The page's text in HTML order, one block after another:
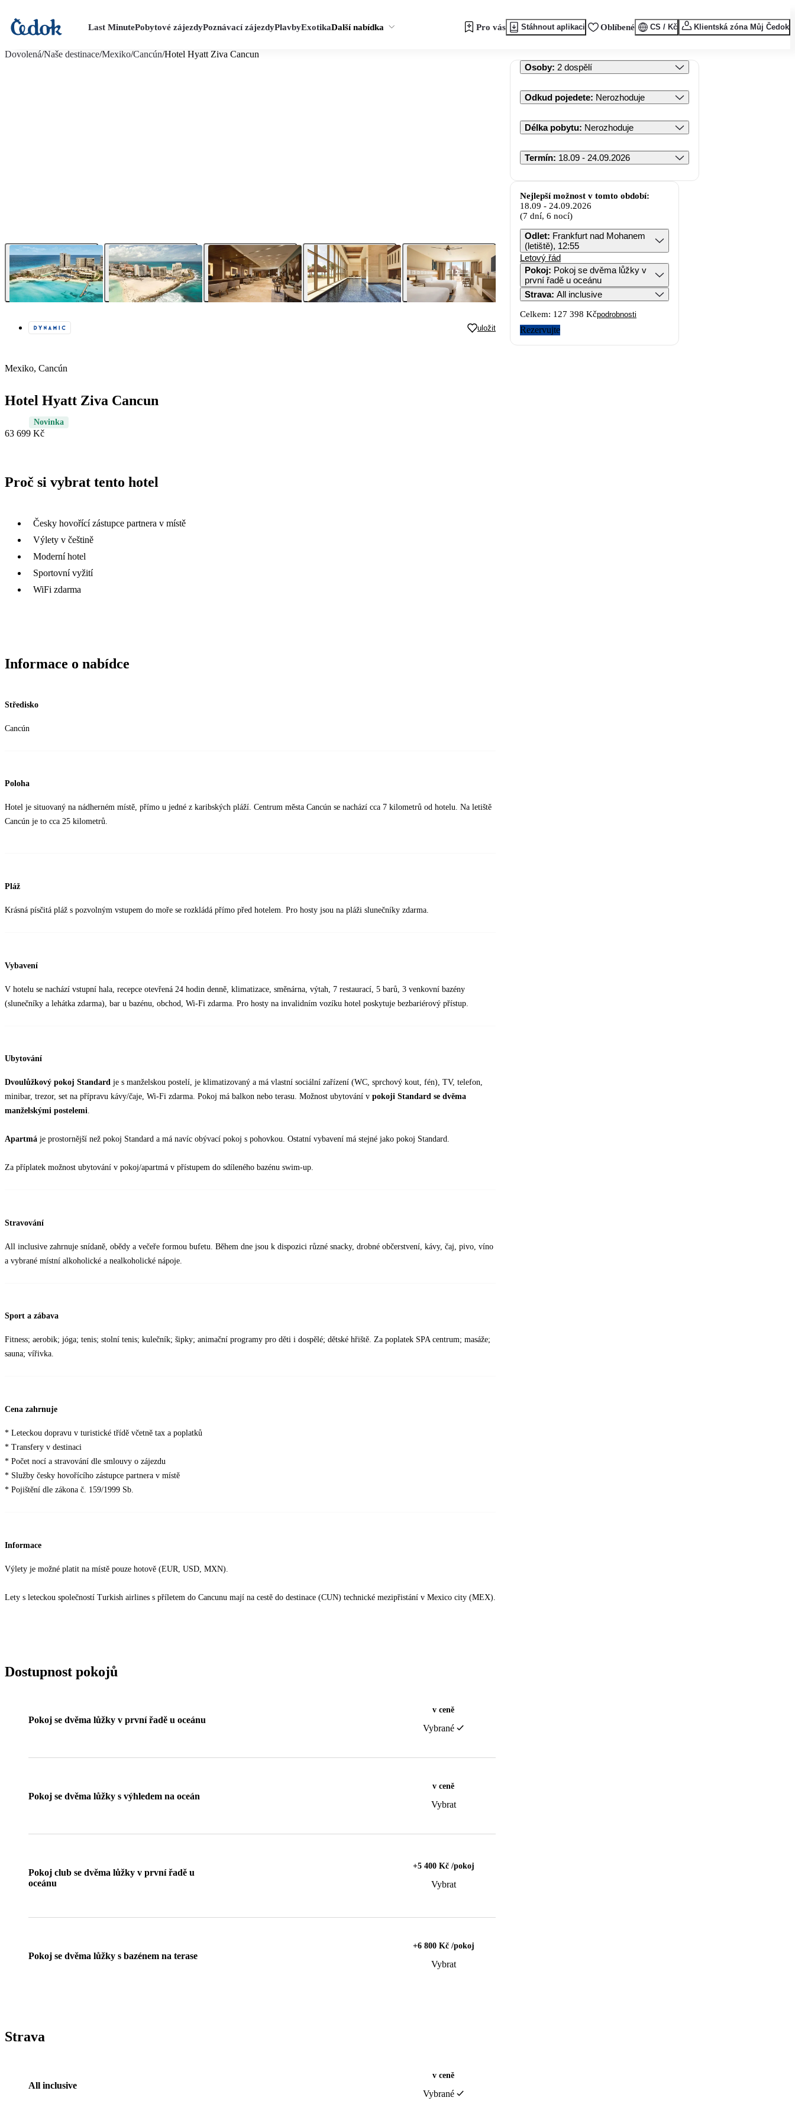
Last MinutePobytové zájezdyPoznávací zájezdyPlavbyExotikaDalší nabídka Pro vás Stáhnout aplikaci Oblíbené CS / Kč Klientská zóna Můj Čedok
Dovolená/Naše destinace/Mexiko/Cancún/Hotel Hyatt Ziva Cancun
uložit
Mexiko, Cancún
Hotel Hyatt Ziva Cancun
Novinka
63 699 Kč
Proč si vybrat tento hotel
Česky hovořící zástupce partnera v místě
Výlety v češtině
Moderní hotel
Sportovní vyžití
WiFi zdarma
Informace o nabídce
Středisko
Cancún
Poloha
Hotel je situovaný na nádherném místě, přímo u jedné z karibských pláží. Centrum města Cancún se nachází cca 7 kilometrů od hotelu. Na letiště
Cancún je to cca 25 kilometrů.
Pláž
Krásná písčitá pláž s pozvolným vstupem do moře se rozkládá přímo před hotelem. Pro hosty jsou na pláži slunečníky zdarma.
Vybavení
V hotelu se nachází vstupní hala, recepce otevřená 24 hodin denně, klimatizace, směnárna, výtah, 7 restaurací, 5 barů, 3 venkovní bazény
(slunečníky a lehátka zdarma), bar u bazénu, obchod, Wi-Fi zdarma. Pro hosty na invalidním vozíku hotel poskytuje bezbariérový přístup.
Ubytování
Dvoulůžkový pokoj Standard je s manželskou postelí, je klimatizovaný a má vlastní sociální zařízení (WC, sprchový kout, fén), TV, telefon,
minibar, trezor, set na přípravu kávy/čaje, Wi-Fi zdarma. Pokoj má balkon nebo terasu. Možnost ubytování v pokoji Standard se dvěma
manželskými postelemi.
Apartmá je prostornější než pokoj Standard a má navíc obývací pokoj s pohovkou. Ostatní vybavení má stejné jako pokoj Standard.
Za příplatek možnost ubytování v pokoj/apartmá v přístupem do sdíleného bazénu swim-up.
Stravování
All inclusive zahrnuje snídaně, obědy a večeře formou bufetu. Během dne jsou k dispozici různé snacky, drobné občerstvení, kávy, čaj, pivo, víno
a vybrané místní alkoholické a nealkoholické nápoje.
Sport a zábava
Fitness; aerobik; jóga; tenis; stolní tenis; kulečník; šipky; animační programy pro děti i dospělé; dětské hřiště. Za poplatek SPA centrum; masáže;
sauna; vířivka.
Cena zahrnuje
* Leteckou dopravu v turistické třídě včetně tax a poplatků
* Transfery v destinaci
* Počet nocí a stravování dle smlouvy o zájezdu
* Služby česky hovořícího zástupce partnera v místě
* Pojištění dle zákona č. 159/1999 Sb.
Informace
Výlety je možné platit na místě pouze hotově (EUR, USD, MXN).
Lety s leteckou společností Turkish airlines s příletem do Cancunu mají na cestě do destinace (CUN) technické mezipřistání v Mexico city (MEX).
Dostupnost pokojů
Pokoj se dvěma lůžky v první řadě u oceánu
v ceně
Vybrané
Pokoj se dvěma lůžky s výhledem na oceán
v ceně
Vybrat
Pokoj club se dvěma lůžky v první řadě u
oceánu
+5 400 Kč /pokoj
Vybrat
Pokoj se dvěma lůžky s bazénem na terase
+6 800 Kč /pokoj
Vybrat
Strava
All inclusive
v ceně
Vybrané
Osoby: 2 dospělí
Odkud pojedete: Nerozhoduje
Délka pobytu: Nerozhoduje
Termín: 18.09 - 24.09.2026
Nejlepší možnost v tomto období:
18.09 - 24.09.2026
(7 dní, 6 nocí)
Odlet: Frankfurt nad Mohanem
(letiště), 12:55
Letový řád
Pokoj: Pokoj se dvěma lůžky v
první řadě u oceánu
Strava: All inclusive
Celkem: 127 398 Kčpodrobnosti
Rezervujte